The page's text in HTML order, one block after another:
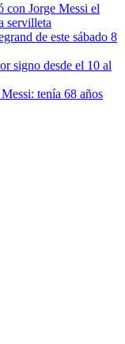
con Jorge Messi el
servilleta
de este sábado 8
signo desde el 10 al
tenía 68 años